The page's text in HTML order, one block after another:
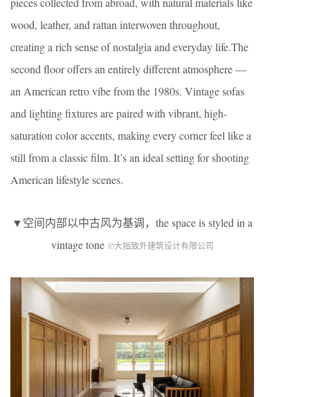
wood, leather, and rattan interwoven throughout,
creating a rich sense of nostalgia and everyday life.The
second floor offers an entirely different atmosphere —
an American retro vibe from the 1980s. Vintage sofas
and lighting fixtures are paired with vibrant, high-
saturation color accents, making every corner feel like a
still from a classic film. It’s an ideal setting for shooting
American lifestyle scenes.
▼空间内部以中古风为基调，the space is styled in a
vintage tone ©大拙致外建筑设计有限公司